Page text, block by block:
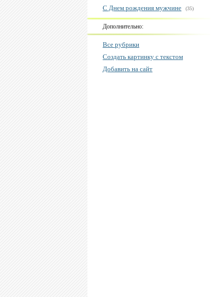
С Днем рождения мужчине (35)
Дополнительно:
Все рубрики
Создать картинку с текстом
Добавить на сайт